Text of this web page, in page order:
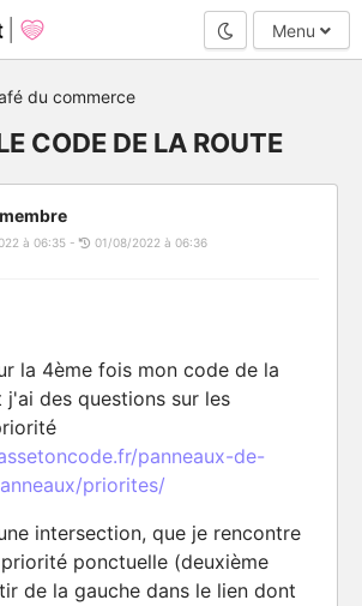
Mode nuit
Menu
du commerce
CODE DE LA ROUTE
à 06:35 - 01/08/2022 à 06:36
la 4ème fois mon code de la
j'ai des questions sur les
panneaux-de-
priorites/
intersection, que je rencontre
ponctuelle (deuxième
de la gauche dans le lien dont